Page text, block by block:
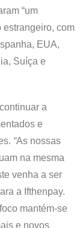
“um
estrangeiro, com
EUA,
Suíça e
a
e
“As nossas
na mesma
venha a ser
a Ifthenpay.
mantém-se
e novos